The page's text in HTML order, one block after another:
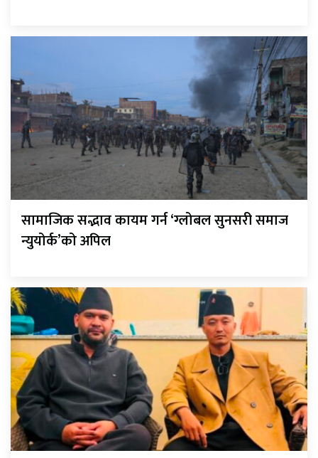
सामाजिक सद्भाव कायम गर्न ‘ग्लोबल सुनसरी समाज
न्युयोर्क’को अपिल